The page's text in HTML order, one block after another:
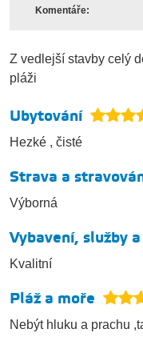
Komentáře:
Z vedlejší stavby celý
pláži
Ubytování
Hezké , čisté
Strava a
Výborná
Vybavení, služby
Kvalitní
Pláž a moře
Nebýt hluku a prachu